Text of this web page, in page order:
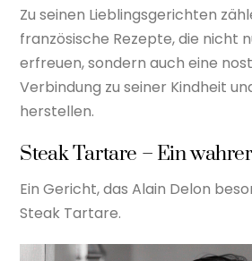
Zu seinen Lieblingsgerichten
französische Rezepte, die nicht
erfreuen, sondern auch eine
Verbindung zu seiner Kindheit
herstellen.
Steak Tartare – Ein
Ein Gericht, das Alain Delon
Steak Tartare.